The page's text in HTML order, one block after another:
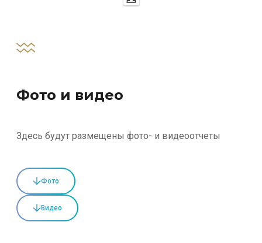
Фото и видео
Здесь будут размещены фото- и видеоотчеты
Фото
Видео